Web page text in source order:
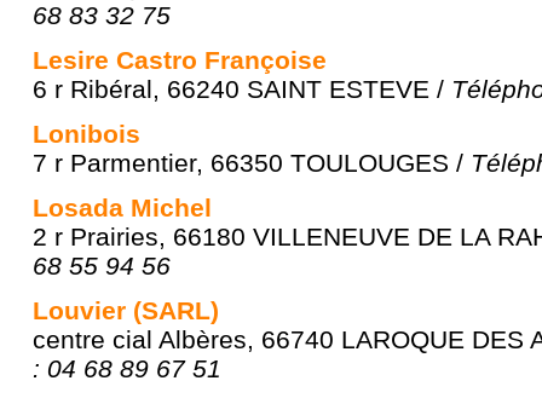
68 83 32 75
Lesire Castro Françoise
6 r Ribéral, 66240 SAINT ESTEVE /
Lonibois
7 r Parmentier, 66350 TOULOUGES /
Losada Michel
2 r Prairies, 66180 VILLENEUVE DE LA
68 55 94 56
Louvier (SARL)
centre cial Albères, 66740 LAROQUE DES
: 04 68 89 67 51